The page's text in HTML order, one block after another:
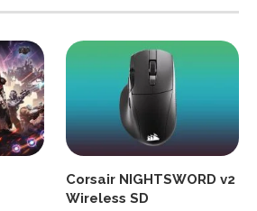
Corsair NIGHTSWORD v2
Wireless SD